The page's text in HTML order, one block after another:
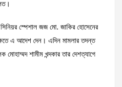
স্পেশাল জজ মো. জাকির হোসেনের
এ আদেশ দেন। এদিন মামলার তদন্ত
মোহাম্মদ শামীম খন্দকার তার দেশত্যাগে